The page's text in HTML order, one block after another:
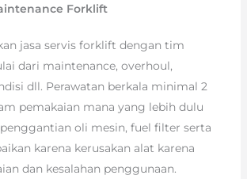
Forklift
jasa servis forklift dengan tim
dari maintenance, overhoul,
dll. Perawatan berkala minimal 2
pemakaian mana yang lebih dulu
oli mesin, fuel filter serta
karena kerusakan alat karena
dan kesalahan penggunaan.